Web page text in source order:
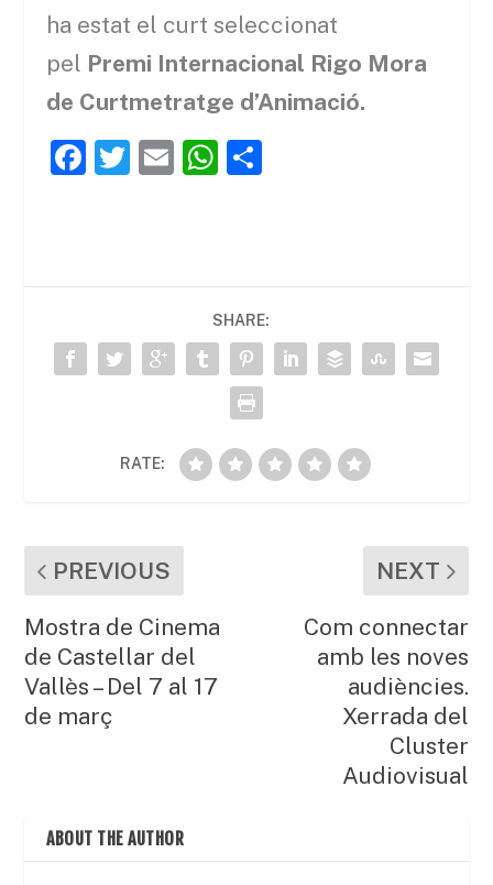
ha estat el curt seleccionat
pel Premi Internacional Rigo Mora
de Curtmetratge d’Animació.
F
b
o
o
T
E
W
A
p
p
ar
te
ix
SHARE:
RATE:
PREVIOUS
Mostra de Cinema
de Castellar del
Vallès – Del 7 al 17
de març
NEXT
Com connectar
amb les noves
audiències.
Xerrada del
Cluster
Audiovisual
ABOUT THE AUTHOR